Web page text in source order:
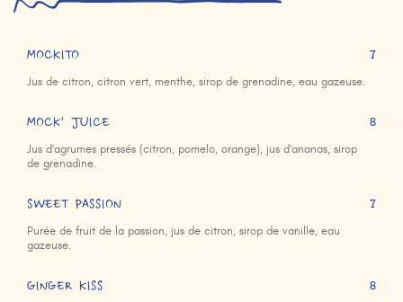
MOCKITO
Jus de citron, citron vert, menthe, sirop de grenadine, eau gazeuse.
7
MOCK' JUICE
Jus d'agrumes pressés (citron, pomelo, orange), jus d'ananas, sirop
de grenadine.
8
SWEET PASSION
Purée de fruit de la passion, jus de citron, sirop de vanille, eau
gazeuse.
7
GINGER KISS 8